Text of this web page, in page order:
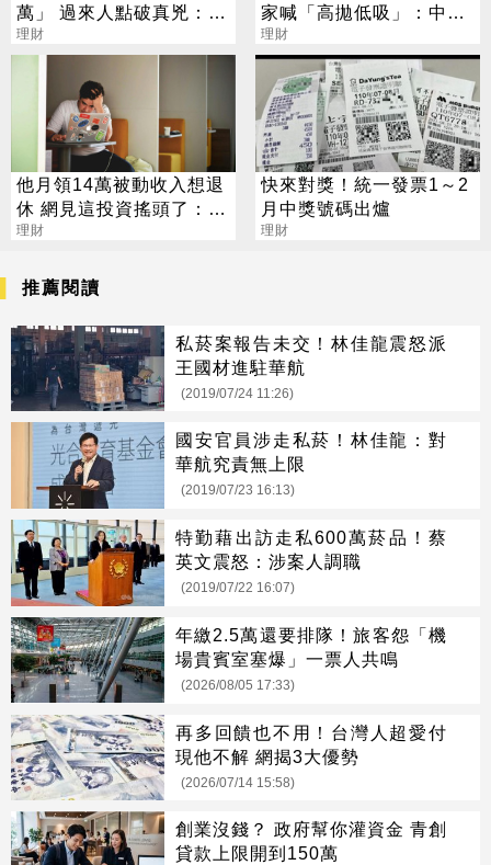
萬」 過來人點破真兇：錯
在這動作
理財
家喊「高拋低吸」：中秋
有大肉
理財
他月領14萬被動收入想退
休 網見這投資搖頭了：聽
起來像詐騙
理財
快來對獎！統一發票1～2
月中獎號碼出爐
理財
推薦閱讀
私菸案報告未交！林佳龍震怒派
王國材進駐華航
(2019/07/24 11:26)
國安官員涉走私菸！林佳龍：對
華航究責無上限
(2019/07/23 16:13)
特勤藉出訪走私600萬菸品！蔡
英文震怒：涉案人調職
(2019/07/22 16:07)
年繳2.5萬還要排隊！旅客怨「機
場貴賓室塞爆」一票人共鳴
(2026/08/05 17:33)
再多回饋也不用！台灣人超愛付
現他不解 網揭3大優勢
(2026/07/14 15:58)
創業沒錢？ 政府幫你灌資金 青創
貸款上限開到150萬